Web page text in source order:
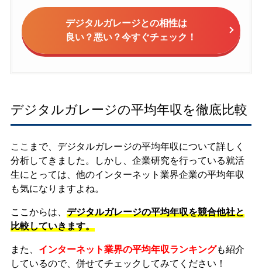
デジタルガレージとの相性は
良い？悪い？今すぐチェック！
デジタルガレージの平均年収を徹底比較
ここまで、デジタルガレージの平均年収について詳しく
分析してきました。しかし、企業研究を行っている就活
生にとっては、他のインターネット業界企業の平均年収
も気になりますよね。
ここからは、 デジタルガレージの平均年収を競合他社と
比較していきます。
また、 インターネット業界の平均年収ランキングも紹介
しているので、併せてチェックしてみてください！